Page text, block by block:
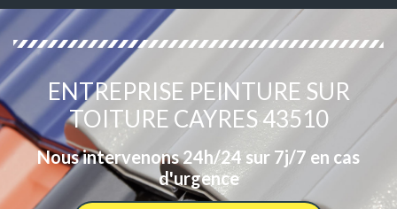
ENTREPRISE PEINTURE SUR
TOITURE CAYRES 43510
Nous intervenons 24h/24 sur 7j/7 en cas
d'urgence